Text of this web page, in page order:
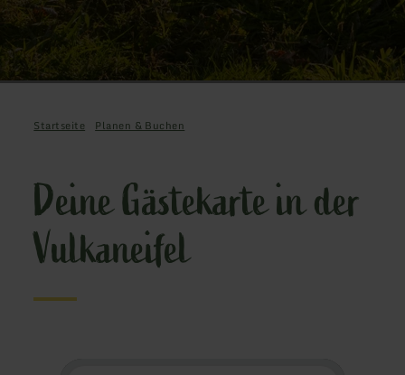
Startseite Planen & Buchen
Deine Gästekarte in der
Vulkaneifel